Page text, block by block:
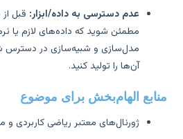
عدم دسترسی به داده/ابزار:قبل از
مطمئن شوید که داده‌های لازم یا
مدل‌سازی و شبیه‌سازی در دسترس شما
آن‌ها را تولید کنید.
الهام‌بخش برای موضوع
ژورنال‌های معتبر ریاضی کاربردی و